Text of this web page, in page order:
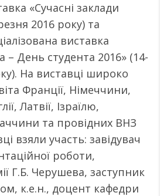
«Сучасні заклади
2016 року) та
виставка
– День студента 2016» (14-
На виставці широко
Франції, Німеччини,
Латвії, Ізраїлю,
та провідних ВНЗ
взяли участь: завідувач
роботи,
Г.Б. Черушева, заступник
к.е.н., доцент кафедри